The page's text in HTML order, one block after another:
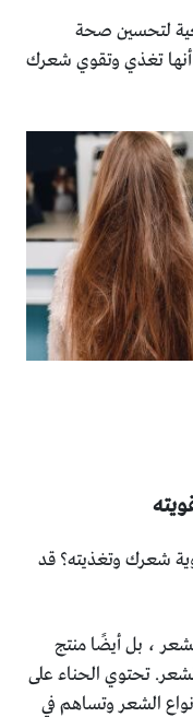
لتحسين صحة
تغذي وتقوي شعرك
شعرك وتغذيته؟ قد
، بل أيضًا منتج
تحتوي الحناء على
الشعر وتساهم في